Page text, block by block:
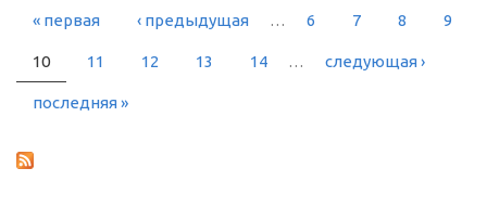
СТРАНИЦЫ
« первая ‹ предыдущая … 6 7 8 9
10 11 12 13 14 … следующая ›
последняя »